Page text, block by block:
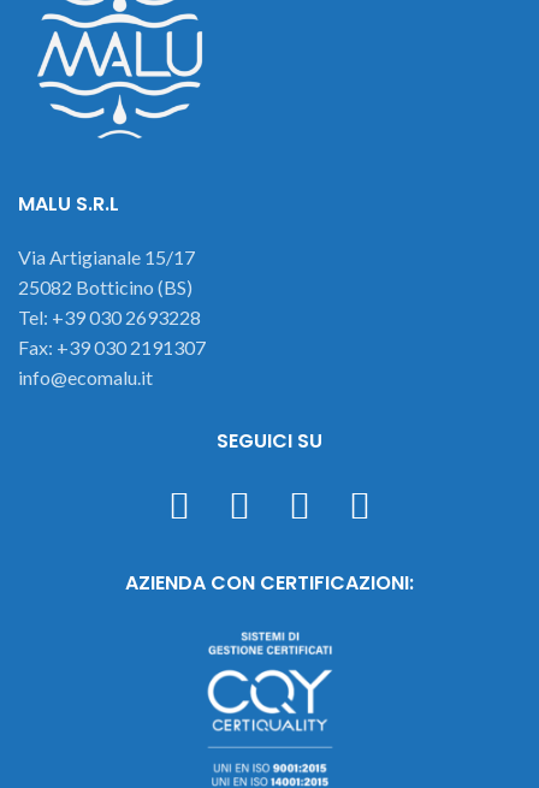
MALU S.R.L
Via Artigianale 15/17
25082 Botticino (BS)
Tel: +39 030 2693228
Fax: +39 030 2191307
info@ecomalu.it
SEGUICI SU
AZIENDA CON CERTIFICAZIONI: